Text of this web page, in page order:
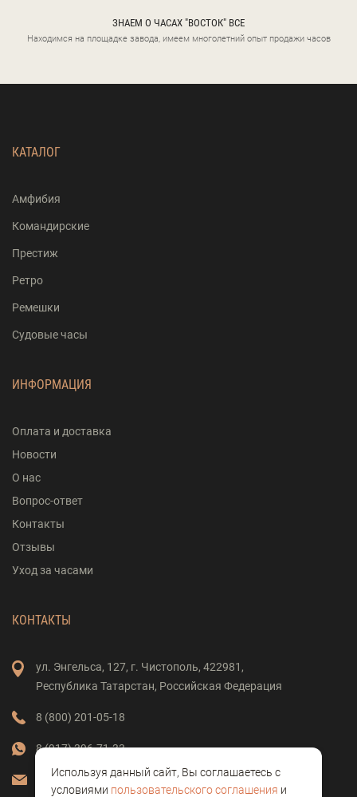
ЗНАЕМ О ЧАСАХ "ВОСТОК" ВСЕ
Находимся на площадке завода, имеем многолетний опыт продажи часов
КАТАЛОГ
Амфибия
Командирские
Престиж
Ретро
Ремешки
Судовые часы
ИНФОРМАЦИЯ
Оплата и доставка
Новости
О нас
Вопрос-ответ
Контакты
Отзывы
Уход за часами
КОНТАКТЫ
ул. Энгельса, 127, г. Чистополь, 422981,
Республика Татарстан, Российская Федерация
8 (800) 201-05-18
8 (917) 396-71-33
vostok-clock@mail.ru
Используя данный сайт, Вы соглашаетесь с
условиями пользовательского соглашения и